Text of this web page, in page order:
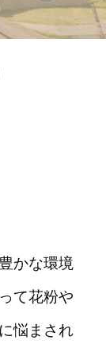
かな環境
て花粉や
悩まされ